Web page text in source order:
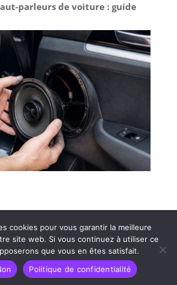
parleurs de voiture : guide
Cinéson
Plan de site
Mentions légales
droits réservés – 2025
cookies pour vous garantir la meilleure
site web. Si vous continuez à utiliser ce
que vous en êtes satisfait.
Politique de confidentialité